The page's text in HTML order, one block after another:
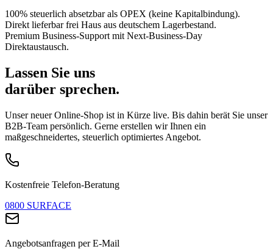
100% steuerlich absetzbar als OPEX (keine Kapitalbindung).
Direkt lieferbar frei Haus aus deutschem Lagerbestand.
Premium Business-Support mit Next-Business-Day
Direktaustausch.
Lassen Sie uns
darüber sprechen.
Unser neuer Online-Shop ist in Kürze live. Bis dahin berät Sie unser
B2B-Team persönlich. Gerne erstellen wir Ihnen ein
maßgeschneidertes, steuerlich optimiertes Angebot.
Kostenfreie Telefon-Beratung
0800 SURFACE
Angebotsanfragen per E-Mail